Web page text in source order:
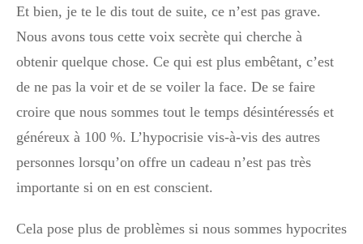
Et bien, je te le dis tout de suite, ce n’est pas grave.
Nous avons tous cette voix secrète qui cherche à
obtenir quelque chose. Ce qui est plus embêtant, c’est
de ne pas la voir et de se voiler la face. De se faire
croire que nous sommes tout le temps désintéressés et
généreux à 100 %. L’hypocrisie vis-à-vis des autres
personnes lorsqu’on offre un cadeau n’est pas très
importante si on en est conscient.
Cela pose plus de problèmes si nous sommes hypocrites